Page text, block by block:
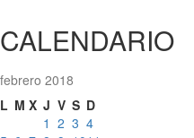
CALENDARIO
febrero 2018
L M X J V S D
1 2 3 4